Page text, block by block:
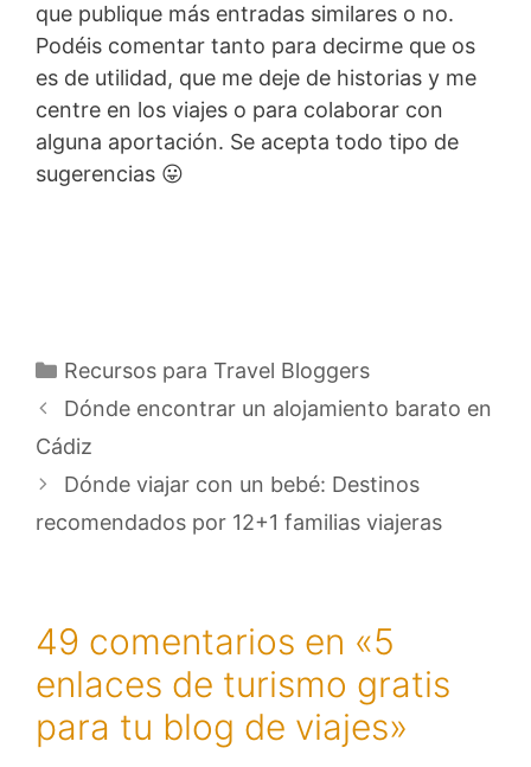
que publique más entradas similares o no.
Podéis comentar tanto para decirme que os
es de utilidad, que me deje de historias y me
centre en los viajes o para colaborar con
alguna aportación. Se acepta todo tipo de
sugerencias 😛
Categorías
Recursos para Travel Bloggers
Dónde encontrar un alojamiento barato en
Cádiz
Dónde viajar con un bebé: Destinos
recomendados por 12+1 familias viajeras
49 comentarios en «5
enlaces de turismo gratis
para tu blog de viajes»